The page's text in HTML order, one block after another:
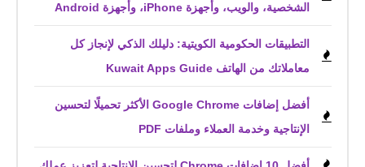
الشخصية، والويب، وأجهزة iPhone، وأجهزة Android
التطبيقات الحكومية الكويتية: دليلك الذكي لإنجاز كل
معاملاتك من الهاتف Kuwait Apps Guide
أفضل إضافات Google Chrome الأكثر تحميلًا لتحسين
الإنتاجية وخدمة العملاء وملفات PDF